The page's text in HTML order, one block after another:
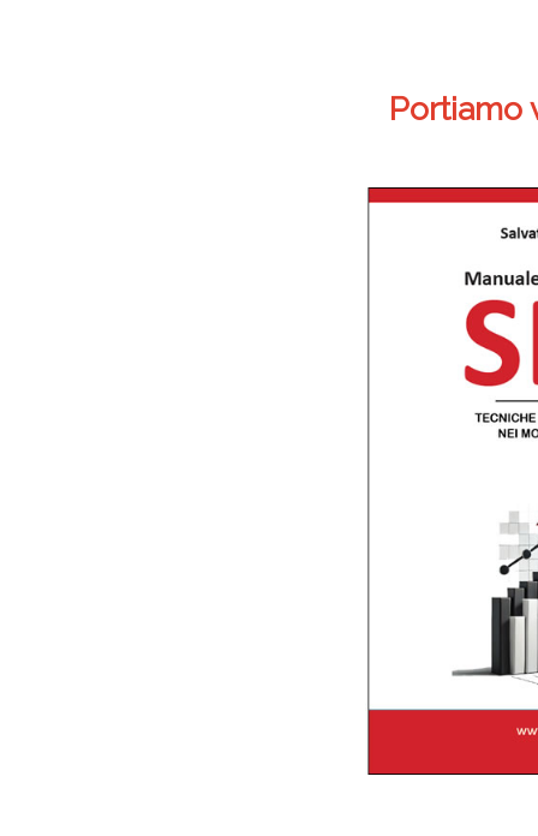
Portiamo